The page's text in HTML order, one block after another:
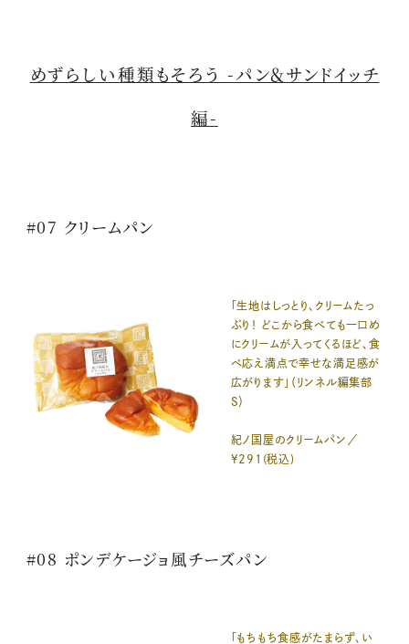
めずらしい種類もそろう -パン＆サンドイッチ
編-
#07 クリームパン
「生地はしっとり、クリームたっ
ぷり！ どこから食べても一口め
にクリームが入ってくるほど、食
べ応え満点で幸せな満足感が
広がります」（リンネル編集部
S）
紀ノ国屋のクリームパン／
¥291(税込)
#08 ポンデケージョ風チーズパン
「もちもち食感がたまらず、い